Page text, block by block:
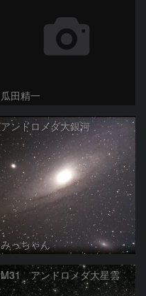
瓜田精一
アンドロメダ大銀河
みっちゃん
M31 アンドロメダ大星雲